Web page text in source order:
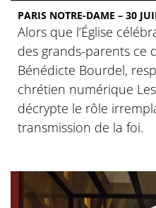
PARIS NOTRE-DAME – 30
Alors que l’Église
des grands-parents ce
Bénédicte Bourdel,
chrétien numérique
décrypte le rôle
transmission de la foi.